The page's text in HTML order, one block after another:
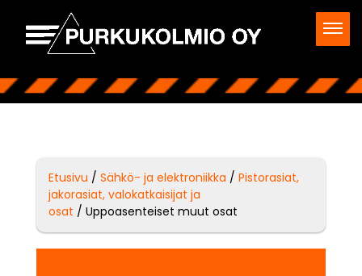
Etusivu / Sähkö- ja elektroniikka / Pistorasiat,
jakorasiat, valokatkaisijat ja
osat / Uppoasenteiset muut osat